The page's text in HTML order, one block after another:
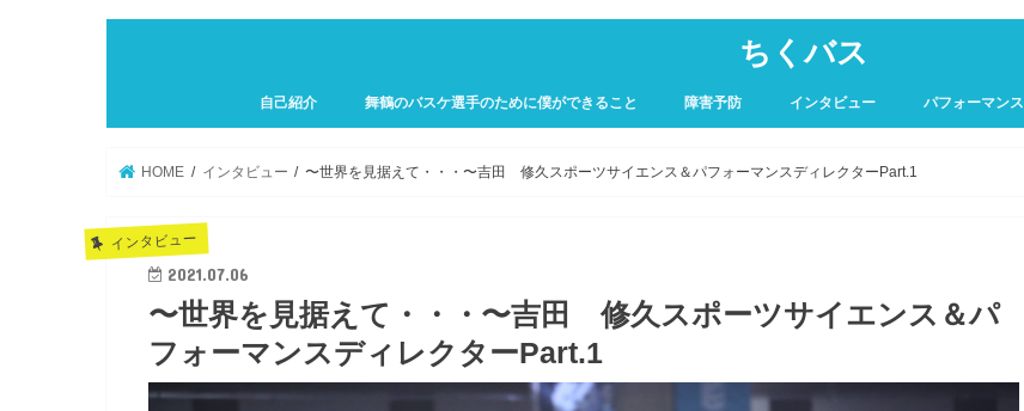
ちくバス
自己紹介 舞鶴のバスケ選手のために僕ができること 障害予防 インタビュー パフォーマンス
HOME インタビュー 〜世界を見据えて・・・〜吉田 修久スポーツサイエンス＆パフォーマンスディレクターPart.1
インタビュー
2021.07.06
〜世界を見据えて・・・〜吉田 修久スポーツサイエンス＆パ
フォーマンスディレクターPart.1